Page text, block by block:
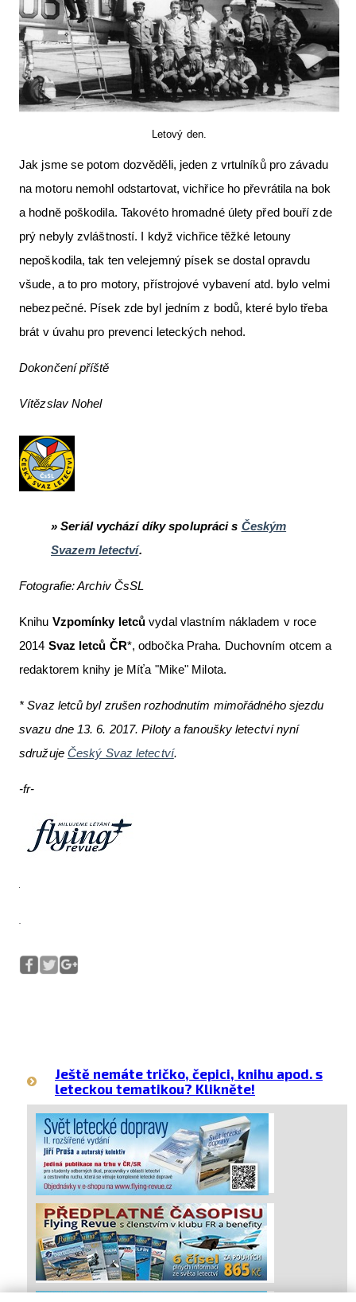
Letový den.
Jak jsme se potom dozvěděli, jeden z vrtulníků pro závadu
na motoru nemohl odstartovat, vichřice ho převrátila na bok
a hodně poškodila. Takovéto hromadné úlety před bouří zde
prý nebyly zvláštností. I když vichřice těžké letouny
nepoškodila, tak ten velejemný písek se dostal opravdu
všude, a to pro motory, přístrojové vybavení atd. bylo velmi
nebezpečné. Písek zde byl jedním z bodů, které bylo třeba
brát v úvahu pro prevenci leteckých nehod.
Dokončení příště
Vítězslav Nohel
» Seriál vychází díky spolupráci s Českým
Svazem letectví.
Fotografie: Archiv ČsSL
Knihu Vzpomínky letcůvydal vlastním nákladem v roce
2014 Svaz letců ČR*, odbočka Praha. Duchovním otcem a
redaktorem knihy je Míťa "Mike" Milota.
* Svaz letců byl zrušen rozhodnutím mimořádného sjezdu
svazu dne 13. 6. 2017. Piloty a fanoušky letectví nyní
sdružuje Český Svaz letectví.
-fr-
Ještě nemáte tričko, čepici, knihu apod. s
leteckou tematikou? Klikněte!